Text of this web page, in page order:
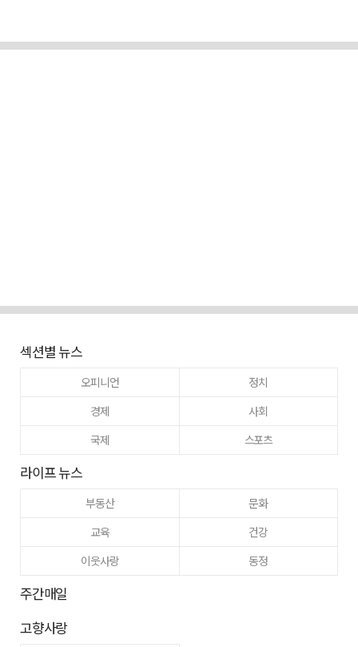
섹션별 뉴스
오피니언
정치
경제
사회
국제
스포츠
라이프 뉴스
부동산
문화
교육
건강
이웃사랑
동정
주간매일
고향사랑